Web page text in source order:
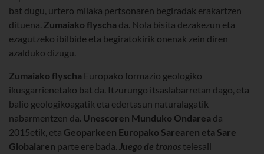
bat dugu, urtero milaka pertsonaren begiradak erakartzen
dituena. Zumaiako flyscha da. Nola bisita dezakezun eta
ezagutzeko ibilbide eta begiratokirik onenak zein diren
azalduko dizugu.
Zumaiako flyscha Europako formazio geologiko
ikusgarrienetako bat da. Itzurungo itsaslabarretan dago, eta
balio geologikoagatik eta edertasun naturalagatik
nabarmentzen da. Unescoren Munduko Ondarea da
2015etik, eta Geoparkeen Europako Sarearen eta Sare
Globalaren parte ere bada. Juego de tronos telesail